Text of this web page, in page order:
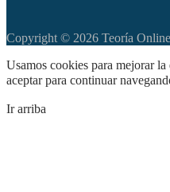
Copyright © 2026 Teoría Online
Usamos cookies para mejorar la experiencia del usuario. Selecciona
aceptar para continuar
Ir arriba